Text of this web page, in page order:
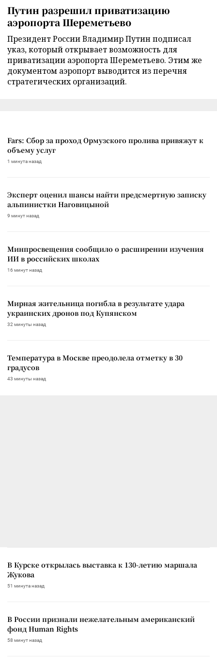
Путин разрешил приватизацию
аэропорта Шереметьево
Президент России Владимир Путин подписал
указ, который открывает возможность для
приватизации аэропорта Шереметьево. Этим же
документом аэропорт выводится из перечня
стратегических организаций.
Fars: Сбор за проход Ормузского пролива привяжут к
объему услуг
1 минута назад
Эксперт оценил шансы найти предсмертную записку
альпинистки Наговицыной
9 минут назад
Минпросвещения сообщило о расширении изучения
ИИ в российских школах
16 минут назад
Мирная жительница погибла в результате удара
украинских дронов под Купянском
32 минуты назад
Температура в Москве преодолела отметку в 30
градусов
43 минуты назад
В Курске открылась выставка к 130-летию маршала
Жукова
51 минута назад
В России признали нежелательным американский
фонд Human Rights
58 минут назад